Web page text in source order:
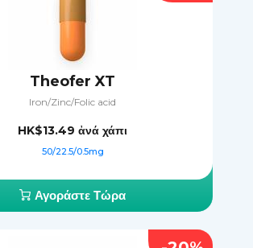
Theofer XT
Iron/Zinc/Folic acid
HK$13.49 ἀνά χάπι
50/22.5/0.5mg
Αγοράστε Τώρα